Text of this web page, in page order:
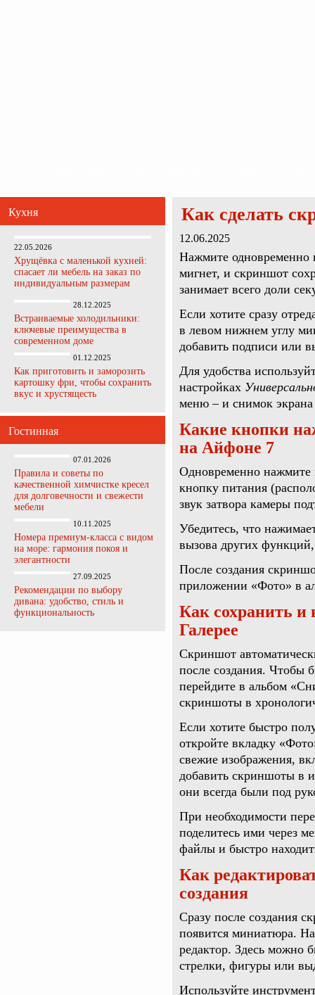
Кухня
22.05.2026
Хрущёвка с маленькой кухней:
спасает ли мебель на заказ по
индивидуальным размерам
28.12.2025
Встраиваемые холодильники:
ключевые преимущества в
современном доме
01.12.2025
Как приготовить и заморозить
картошку фри, чтобы сохранить
вкус и хрустящесть
Гостинная
07.01.2026
Правила и советы по
качественной химчистке кресел
для долговечности и свежести
мебели
10.11.2025
Номера премиум-класса с видом
на море: гармония покоя и
элегантности
27.09.2025
Рекомендации по выбору
дивана: удобство, стиль и
функциональность
Как сделать
12.06.2025
Нажмите одновременно
мигнет, и скриншот
занимает всего доли
Если хотите сразу
в левом нижнем углу
добавить подписи или
Для удобства
настройках
меню – и снимок экрана
Какие кнопки
на Айфоне 7
Одновременно нажмите
кнопку питания
звук затвора камеры
Убедитесь, что
вызова других
После создания
приложении «Фото» в
Как сохранить
Галерее
Скриншот
после создания. Чтобы
перейдите в альбом
скриншоты в
Если хотите быстро
откройте вкладку
свежие изображения,
добавить скриншоты в
они всегда были под
При необходимости
поделитесь ими через
файлы и быстро
Как
создания
Сразу после создания
появится миниатюра.
редактор. Здесь можно
стрелки, фигуры или
Используйте